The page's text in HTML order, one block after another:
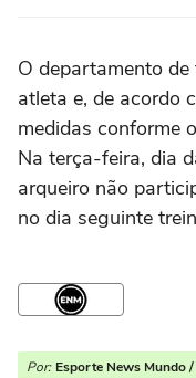
O departamento
atleta e, de acordo
medidas conforme
Na terça-feira, dia
arqueiro não
no dia seguinte
Por: Esporte News Mundo